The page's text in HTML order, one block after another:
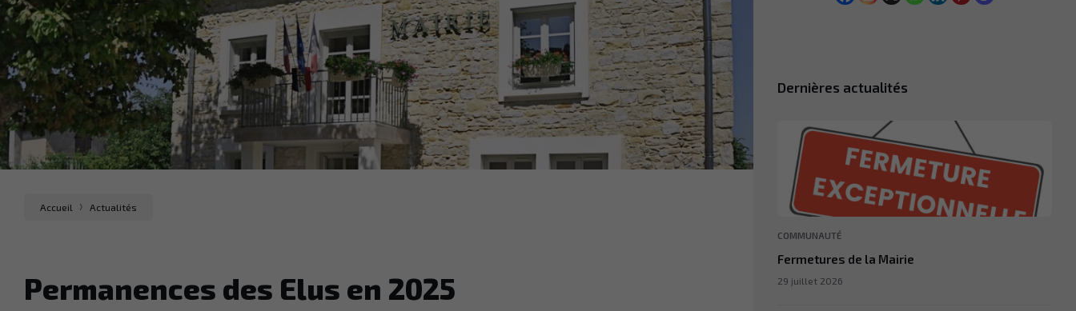
Accueil Actualités
Permanences des Elus en 2025
Dernières actualités
COMMUNAUTÉ
Fermetures de la Mairie
29 juillet 2026